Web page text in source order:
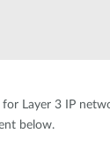
for Layer 3 IP
below.